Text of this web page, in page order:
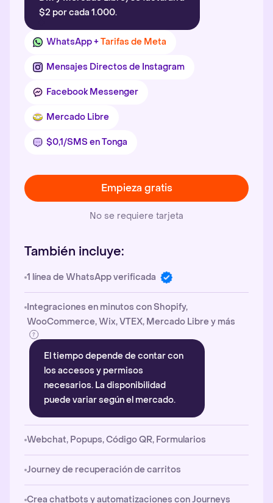
$2 por cada 1.000.
WhatsApp +Tarifas de Meta
Mensajes Directos de Instagram
Facebook Messenger
Mercado Libre
$0,1/SMS en Tonga
Empieza gratis
No se requiere tarjeta
También incluye:
1 línea de WhatsApp verificada
Integraciones en minutos con Shopify,
WooCommerce, Wix, VTEX, Mercado Libre y más
El tiempo depende de contar con
los accesos y permisos
necesarios. La disponibilidad
puede variar según el mercado.
Webchat, Popups, Código QR, Formularios
Journey de recuperación de carritos
Crea chatbots y automatizaciones con Journeys